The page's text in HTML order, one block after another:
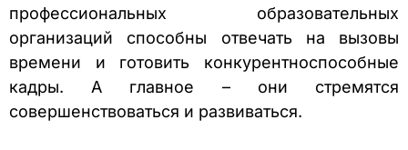
профессиональных образовательных
организаций способны отвечать на вызовы
времени и готовить конкурентноспособные
кадры. А главное – они стремятся
совершенствоваться и развиваться.